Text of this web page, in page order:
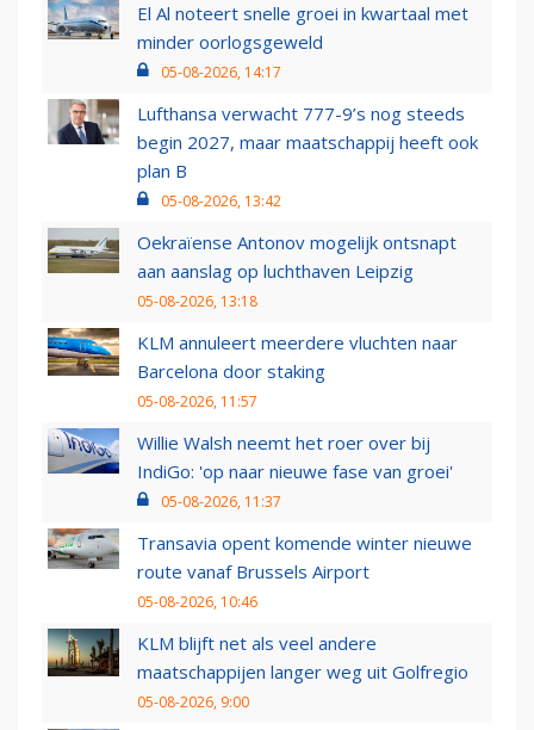
El Al noteert snelle groei in kwartaal met
minder oorlogsgeweld
05-08-2026, 14:17
Lufthansa verwacht 777-9’s nog steeds
begin 2027, maar maatschappij heeft ook
plan B
05-08-2026, 13:42
Oekraïense Antonov mogelijk ontsnapt
aan aanslag op luchthaven Leipzig
05-08-2026, 13:18
KLM annuleert meerdere vluchten naar
Barcelona door staking
05-08-2026, 11:57
Willie Walsh neemt het roer over bij
IndiGo: 'op naar nieuwe fase van groei'
05-08-2026, 11:37
Transavia opent komende winter nieuwe
route vanaf Brussels Airport
05-08-2026, 10:46
KLM blijft net als veel andere
maatschappijen langer weg uit Golfregio
05-08-2026, 9:00